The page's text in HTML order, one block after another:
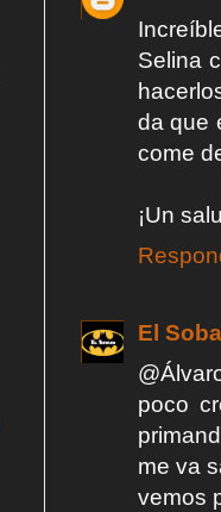
Selina
da que
come
¡Un
El
poco
me va
vemos